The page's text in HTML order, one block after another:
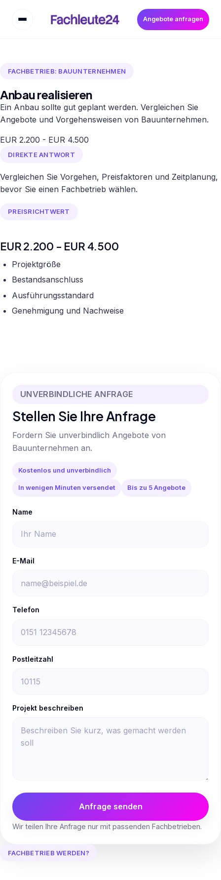
Angebote anfragen
FACHBETRIEB: BAUUNTERNEHMEN
Anbau realisieren
Ein Anbau sollte gut geplant werden. Vergleichen Sie
Angebote und Vorgehensweisen von Bauunternehmen.
EUR 2.200 - EUR 4.500
DIREKTE ANTWORT
Vergleichen Sie Vorgehen, Preisfaktoren und Zeitplanung,
bevor Sie einen Fachbetrieb wählen.
PREISRICHTWERT
EUR 2.200 - EUR 4.500
Projektgröße
Bestandsanschluss
Ausführungsstandard
Genehmigung und Nachweise
UNVERBINDLICHE ANFRAGE
Stellen Sie Ihre Anfrage
Fordern Sie unverbindlich Angebote von
Bauunternehmen an.
Kostenlos und unverbindlich
In wenigen Minuten versendet Bis zu 5 Angebote
Name
E-Mail
Telefon
Postleitzahl
Projekt beschreiben
Anfrage senden
Wir teilen Ihre Anfrage nur mit passenden Fachbetrieben.
FACHBETRIEB WERDEN?